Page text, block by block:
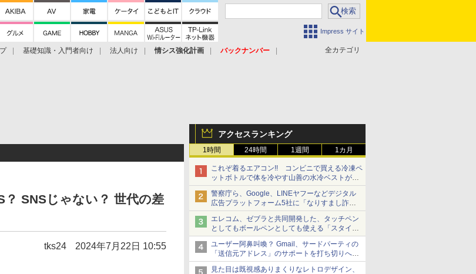
Impress サイト
全カテゴリ
基礎知識・入門者向け 法人向け 情シス強化計画
バックナンバー
アクセスランキング
1時間 24時間 1週間 1カ月
これぞ着るエアコン!! コンビニで買える冷凍ペ
ットボトルで体を冷やす山善の水冷ベストがロ
ードバイクにちょうどいい【ぼっち・ざ・ろー
ど！その14】【空いた時間でなにしてる？】
警察庁ら、Google、LINEヤフーなどデジタル
広告プラットフォーム5社に「なりすまし詐欺
広告」対策強化を要請 著名人の写真や映像を
使った投資詐欺などへの対策として
エレコム、ゼブラと共同開発した、タッチペン
としてもボールペンとしても使える「スタイラ
スツーウェイ」発売 iPadにも紙にも、持ち替
えずに書き込める
ユーザー阿鼻叫喚？ Gmail、サードパーティの
「送信元アドレス」のサポートを打ち切りへ
【やじうまWatch】
見た目は既視感ありまくりなレトロデザイン、
SNSじゃない？ 世代の差
tks24 2024年7月22日 10:55